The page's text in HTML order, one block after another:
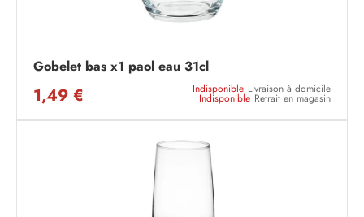
Gobelet bas x1 paol eau 31cl
1,49 € Indisponible Livraison à domicile
Indisponible Retrait en magasin